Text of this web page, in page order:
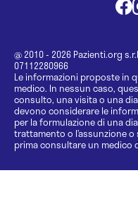
@ 2010 - 2026 Pazienti.org
07112280966
Le informazioni proposte in
medico. In nessun caso,
consulto, una visita o una
devono considerare le
per la formulazione di una
trattamento o l’assunzione
prima consultare un medico